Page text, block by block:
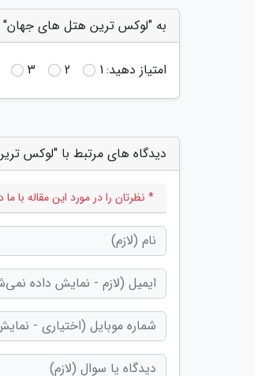
به "لوکس ترین هتل های جهان"
امتیاز دهید:1
2
3
دیدگاه های مرتبط با "لوکس
* نظرتان را در مورد این مقاله با ما